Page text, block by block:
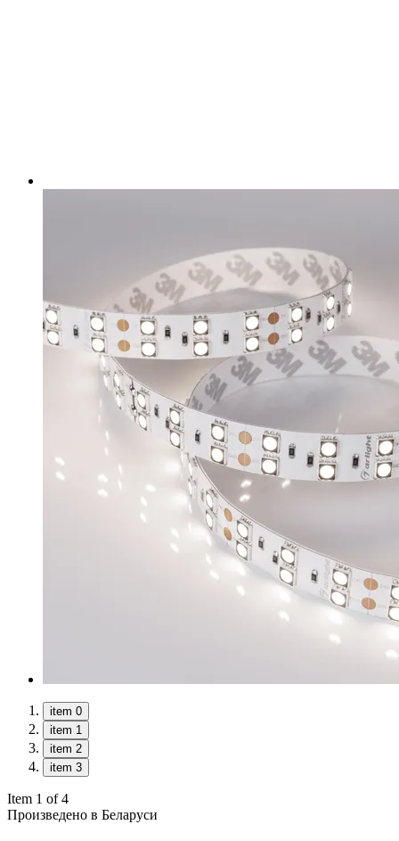
item 0
item 1
item 2
item 3
Item 1 of 4
Произведено в Беларуси